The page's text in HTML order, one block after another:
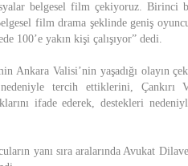
belgesel film çekiyoruz. Birinci
film drama şeklinde geniş
100’e yakın kişi çalışıyor” dedi.
Ankara Valisi’nin yaşadığı olayın
nedeniyle tercih ettiklerini,
ifade ederek, destekleri
yanı sıra aralarında Avukat